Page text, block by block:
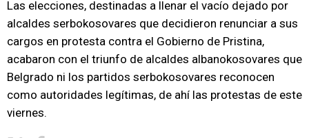
Las elecciones, destinadas a llenar el vacío dejado por
alcaldes serbokosovares que decidieron renunciar a sus
cargos en protesta contra el Gobierno de Pristina,
acabaron con el triunfo de alcaldes albanokosovares que
Belgrado ni los partidos serbokosovares reconocen
como autoridades legítimas, de ahí las protestas de este
viernes.